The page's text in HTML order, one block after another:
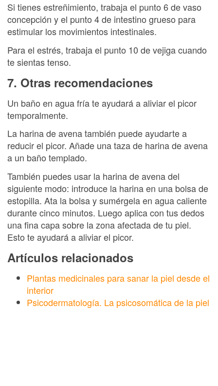
Si tienes estreñimiento, trabaja el punto 6 de vaso
concepción y el punto 4 de intestino grueso para
estimular los movimientos intestinales.
Para el estrés, trabaja el punto 10 de vejiga cuando
te sientas tenso.
7. Otras recomendaciones
Un baño en agua fría te ayudará a aliviar el picor
temporalmente.
La harina de avena también puede ayudarte a
reducir el picor. Añade una taza de harina de avena
a un baño templado.
También puedes usar la harina de avena del
siguiente modo: introduce la harina en una bolsa de
estopilla. Ata la bolsa y sumérgela en agua caliente
durante cinco minutos. Luego aplica con tus dedos
una fina capa sobre la zona afectada de tu piel.
Esto te ayudará a aliviar el picor.
Artículos relacionados
Plantas medicinales para sanar la piel desde el
interior
Psicodermatología. La psicosomática de la piel